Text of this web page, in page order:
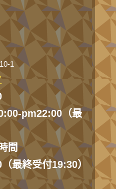
1
pm22:00（最
間
最終受付19:30）